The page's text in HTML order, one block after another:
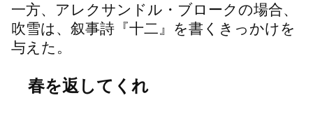
一方、アレクサンドル・ブロークの場合、
吹雪は、叙事詩『十二』を書くきっかけを
与えた。
春を返してくれ